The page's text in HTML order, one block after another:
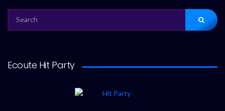
FOR:
Ecoute Hit Party